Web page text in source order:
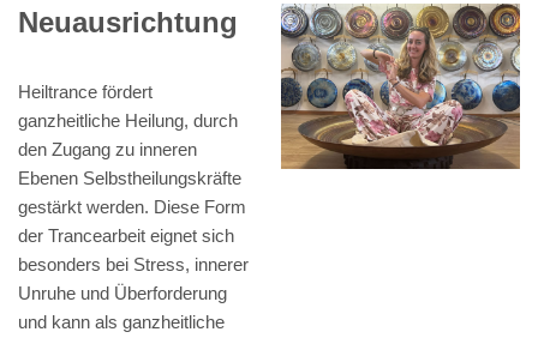
Neuausrichtung
Heiltrance fördert
ganzheitliche Heilung, durch
den Zugang zu inneren
Ebenen Selbstheilungskräfte
gestärkt werden. Diese Form
der Trancearbeit eignet sich
besonders bei Stress, innerer
Unruhe und Überforderung
und kann als ganzheitliche